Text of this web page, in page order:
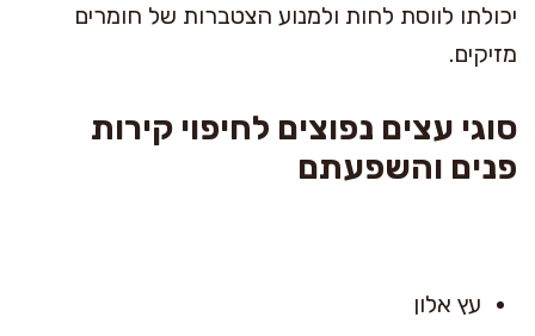
יכולתו לווסת לחות ולמנוע הצטברות של חומרים
מזיקים.
סוגי עצים נפוצים לחיפוי קירות
פנים והשפעתם
עץ אלון